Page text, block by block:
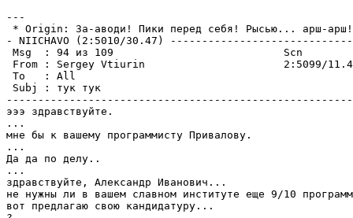
---
* Origin: За-аводи! Пики перед себя! Рысью... арш-
- NIICHAVO (2:5010/30.47)
Msg  : 94 из 109                           Scn
From : Sergey Vtiurin                      2:5099/11.49
To   : All
Subj : тук тук
эээ здравствуйте.
...
мне бы к вашему программисту Привалову.
...
Да да по делу..
...
здравствуйте, Александр Иванович...
не нужны ли в вашем славном институте еще 9/10
вот предлагаю свою кандидатуру...